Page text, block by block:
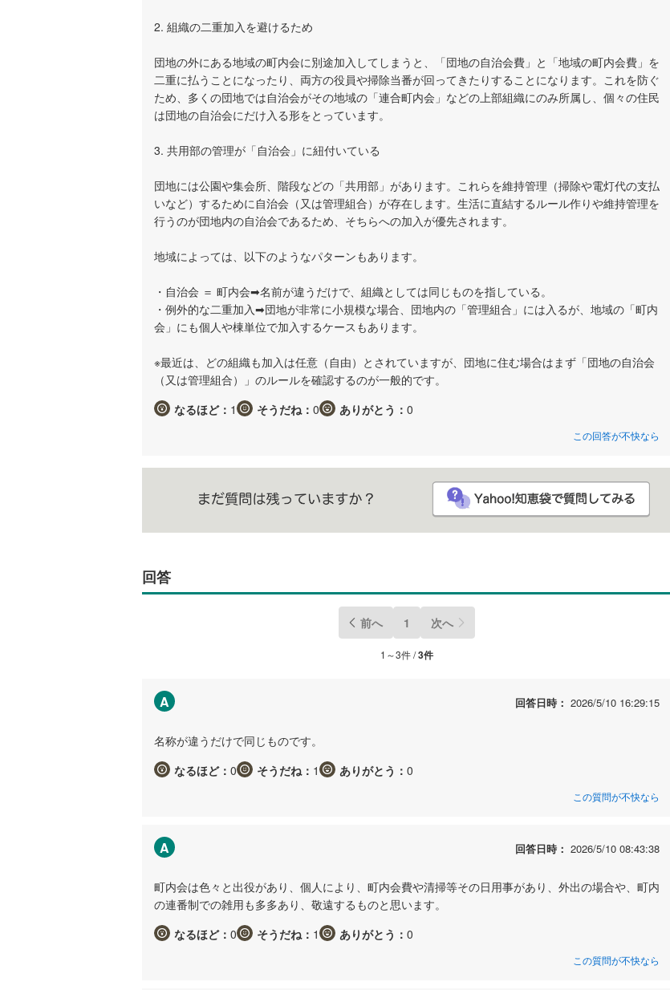
2. 組織の二重加入を避けるため
団地の外にある地域の町内会に別途加入してしまうと、「団地の自治会費」と「地域の町内会費」を
二重に払うことになったり、両方の役員や掃除当番が回ってきたりすることになります。これを防ぐ
ため、多くの団地では自治会がその地域の「連合町内会」などの上部組織にのみ所属し、個々の住民
は団地の自治会にだけ入る形をとっています。
3. 共用部の管理が「自治会」に紐付いている
団地には公園や集会所、階段などの「共用部」があります。これらを維持管理（掃除や電灯代の支払
いなど）するために自治会（又は管理組合）が存在します。生活に直結するルール作りや維持管理を
行うのが団地内の自治会であるため、そちらへの加入が優先されます。
地域によっては、以下のようなパターンもあります。
・自治会 ＝ 町内会➡名前が違うだけで、組織としては同じものを指している。
・例外的な二重加入➡団地が非常に小規模な場合、団地内の「管理組合」には入るが、地域の「町内
会」にも個人や棟単位で加入するケースもあります。
※最近は、どの組織も加入は任意（自由）とされていますが、団地に住む場合はまず「団地の自治会
（又は管理組合）」のルールを確認するのが一般的です。
なるほど： 1 そうだね： 0 ありがとう： 0
この回答が不快なら
回答
前へ 1 次へ
1～3件 /3件
A 回答日時： 2026/5/10 16:29:15
名称が違うだけで同じものです。
なるほど： 0 そうだね： 1 ありがとう： 0
この質問が不快なら
A 回答日時： 2026/5/10 08:43:38
町内会は色々と出役があり、個人により、町内会費や清掃等その日用事があり、外出の場合や、町内
の連番制での雑用も多多あり、敬遠するものと思います。
なるほど： 0 そうだね： 1 ありがとう： 0
この質問が不快なら